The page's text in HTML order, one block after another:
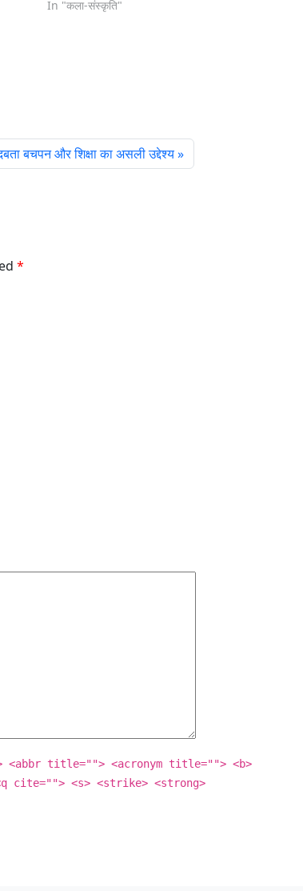
In "कला-संस्कृति"
बचपन और शिक्षा का असली उद्देश्य
*
title=""> <acronym title=""> <b>
cite=""> <s> <strike> <strong>